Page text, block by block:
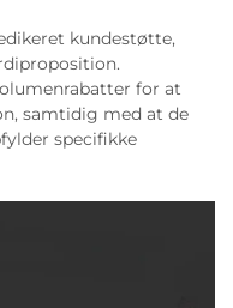
kundestøtte,
for at
samtidig med at de
specifikke